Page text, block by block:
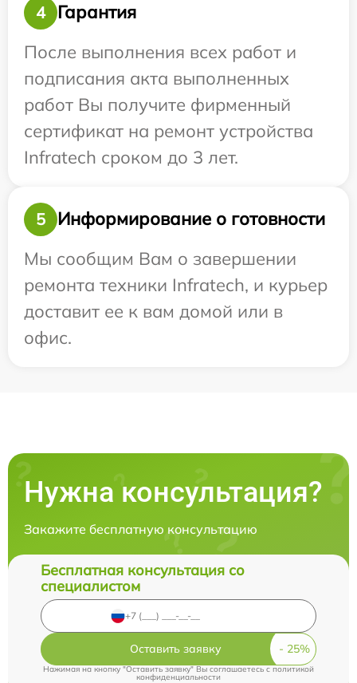
4
Гарантия
После выполнения всех работ и
подписания акта выполненных
работ Вы получите фирменный
сертификат на ремонт устройства
Infratech сроком до 3 лет.
5
Информирование о готовности
Мы сообщим Вам о завершении
ремонта техники Infratech, и курьер
доставит ее к вам домой или в
офис.
Нужна консультация?
Закажите бесплатную консультацию
Бесплатная консультация со
специалистом
Оставить заявку
Нажимая на кнопку "Оставить заявку" Вы соглашаетесь cполитикой
конфиденциальности